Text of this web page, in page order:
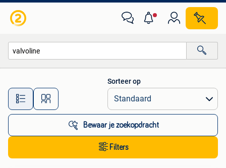
Alle afstanden…
Sorteer op
Bewaar je zoekopdracht
Filters